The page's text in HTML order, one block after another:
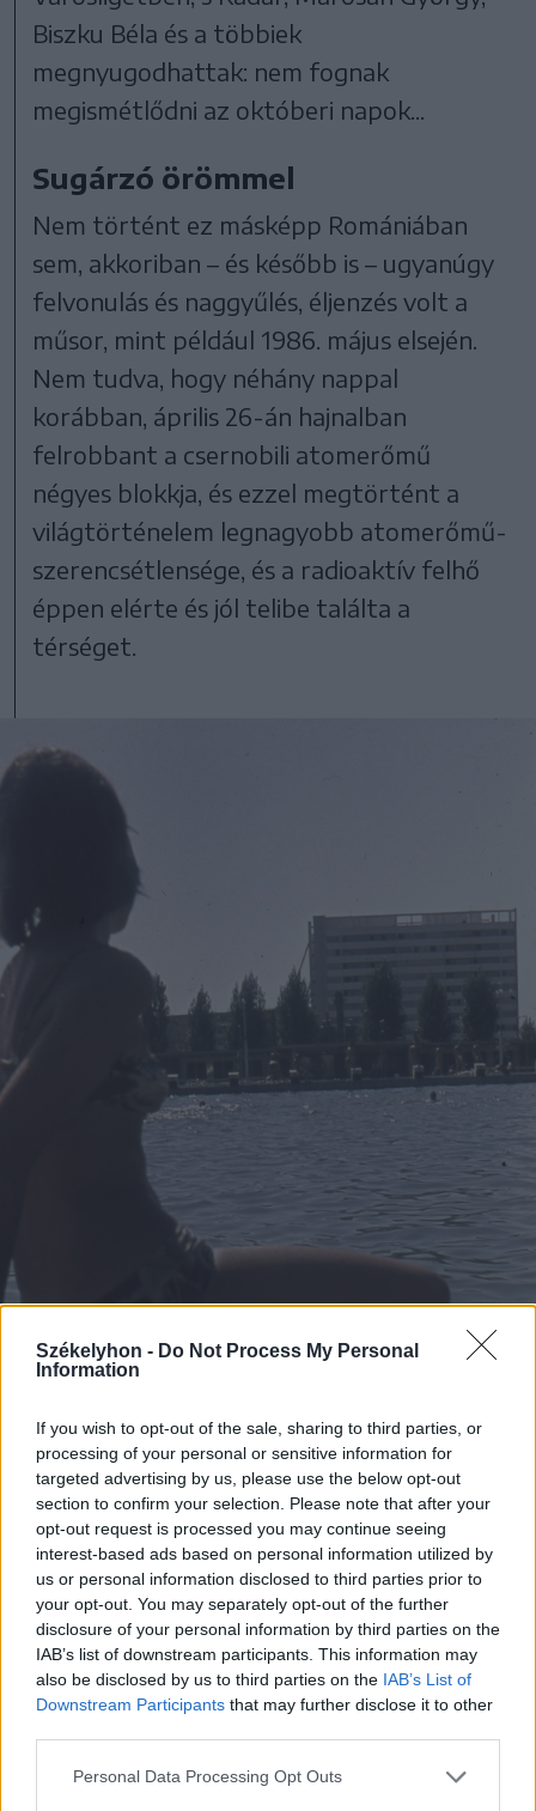
Székelyhon - Do Not Process My Personal
Information
If you wish to opt-out of the sale, sharing to third parties, or
processing of your personal or sensitive information for
targeted advertising by us, please use the below opt-out
section to confirm your selection. Please note that after your
opt-out request is processed you may continue seeing
interest-based ads based on personal information utilized by
us or personal information disclosed to third parties prior to
your opt-out. You may separately opt-out of the further
disclosure of your personal information by third parties on the
IAB’s list of downstream participants. This information may
also be disclosed by us to third parties on the IAB’s List of
Downstream Participants that may further disclose it to other
Personal Data Processing Opt Outs
Biszku Béla és a többiek
megnyugodhattak: nem fognak
megismétlődni az októberi napok...
Sugárzó örömmel
Nem történt ez másképp Romániában
sem, akkoriban – és később is – ugyanúgy
felvonulás és naggyűlés, éljenzés volt a
műsor, mint például 1986. május elsején.
Nem tudva, hogy néhány nappal
korábban, április 26-án hajnalban
felrobbant a csernobili atomerőmű
négyes blokkja, és ezzel megtörtént a
világtörténelem legnagyobb atomerőmű-
szerencsétlensége, és a radioaktív felhő
éppen elérte és jól telibe találta a
térséget.
Kilátás a május 1-ről elnevezett strandon,
Marosvásárhelyen (1979)
FOTÓ: SZAKÁCS V. SÁNDOR/AZOPAN